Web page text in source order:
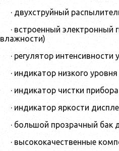
· двухструйный
· встроенный электронный
влажности)
· регулятор интенсивности
· индикатор низкого
· индикатор чистки прибора
· индикатор яркости
· большой прозрачный бак
· высококачественные